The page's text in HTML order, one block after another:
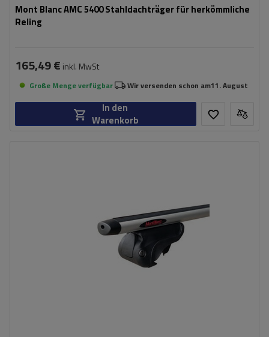
Mont Blanc AMC 5400 Stahldachträger für herkömmliche
Reling
165,49 € inkl. MwSt
Große Menge verfügbar Wir versenden schon am11. August
In den
Warenkorb